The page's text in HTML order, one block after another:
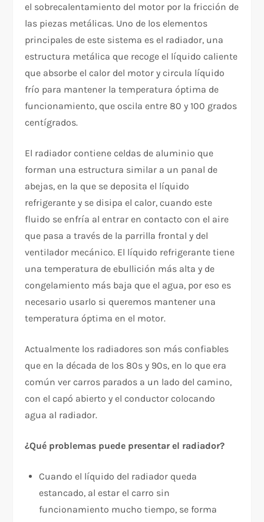
el sobrecalentamiento del motor por la fricción de
las piezas metálicas. Uno de los elementos
principales de este sistema es el radiador, una
estructura metálica que recoge el líquido caliente
que absorbe el calor del motor y circula líquido
frío para mantener la temperatura óptima de
funcionamiento, que oscila entre 80 y 100 grados
centígrados.
El radiador contiene celdas de aluminio que
forman una estructura similar a un panal de
abejas, en la que se deposita el líquido
refrigerante y se disipa el calor, cuando este
fluido se enfría al entrar en contacto con el aire
que pasa a través de la parrilla frontal y del
ventilador mecánico. El líquido refrigerante tiene
una temperatura de ebullición más alta y de
congelamiento más baja que el agua, por eso es
necesario usarlo si queremos mantener una
temperatura óptima en el motor.
Actualmente los radiadores son más confiables
que en la década de los 80s y 90s, en lo que era
común ver carros parados a un lado del camino,
con el capó abierto y el conductor colocando
agua al radiador.
¿Qué problemas puede presentar el radiador?
Cuando el líquido del radiador queda
estancado, al estar el carro sin
funcionamiento mucho tiempo, se forma